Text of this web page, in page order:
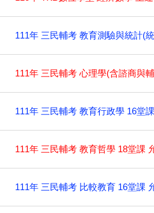
111年 三民輔考 教育測驗與統計(
111年 三民輔考 心理學(含諮商與
111年 三民輔考 教育行政學 16堂
111年 三民輔考 教育哲學 18堂課
111年 三民輔考 比較教育 16堂課